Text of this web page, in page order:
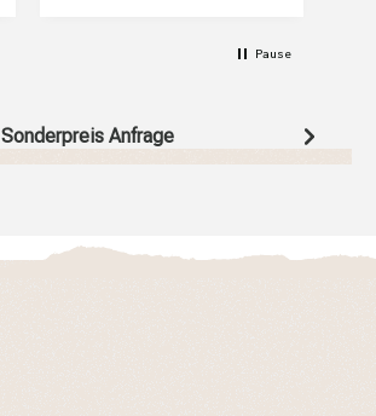
Pause
Sonderpreis Anfrage